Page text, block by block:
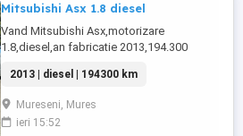
Mitsubishi Asx 1.8 diesel
Vand Mitsubishi Asx,motorizare
1.8,diesel,an fabricatie 2013,194.300
electrice,ac,incalzire in scaune,oglinda
electrica,abs,airbag,carlig de
remorcare,comenzi la
volan,abs,esp,eds,filtru de
2013 | diesel | 194300 km
Mureseni, Mures
ieri 15:52